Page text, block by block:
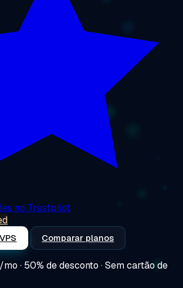
no Trustpilot
Comparar planos
mo · 50% de desconto · Sem cartão de